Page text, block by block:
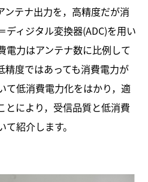
ンテナ出力を，高精度だが消
ディジタル変換器(ADC)を用い
電力はアンテナ数に比例して
精度ではあっても消費電力が
て低消費電力化をはかり，適
とにより，受信品質と低消費
紹介します。